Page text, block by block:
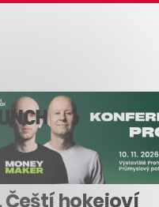
Čeští hokejoví